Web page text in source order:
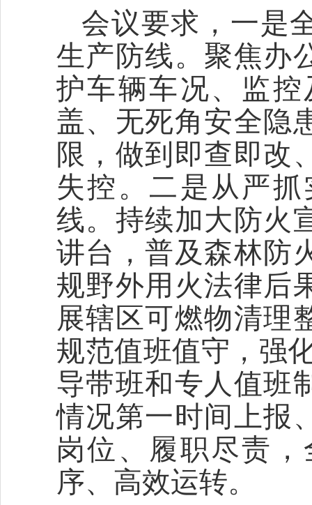
会议要求，一是
生产防线。聚焦办
护车辆车况、监
盖、无死角安全隐
限，做到即查即改
失控。二是从严
线。持续加大防火
讲台，普及森林防
规野外用火法律后
展辖区可燃物清理
规范值班值守，强
导带班和专人值班
情况第一时间上报
岗位、履职尽责
序、高效运转。